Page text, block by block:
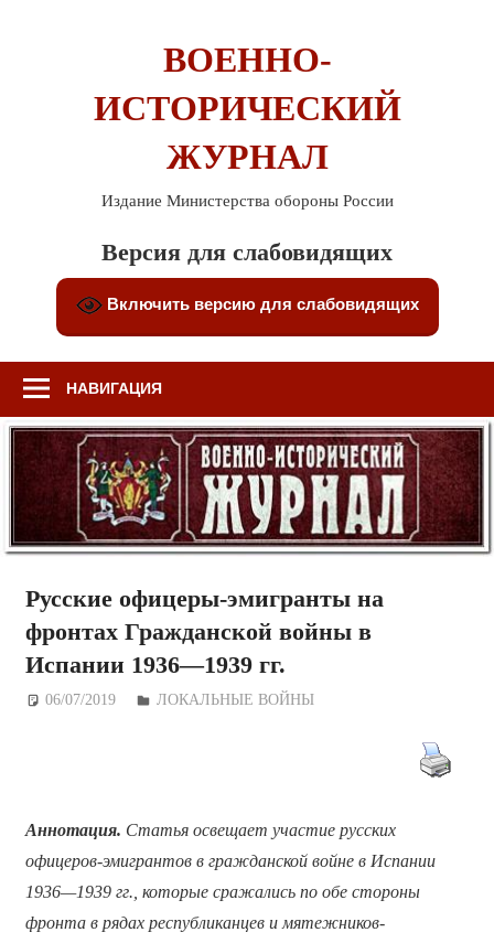
ВОЕННО-
ИСТОРИЧЕСКИЙ
ЖУРНАЛ
Издание Министерства обороны России
Версия для слабовидящих
Включить версию для слабовидящих
НАВИГАЦИЯ
Русские офицеры-эмигранты на
фронтах Гражданской войны в
Испании 1936—1939 гг.
06/07/2019 Дежурный по Редакции
ЛОКАЛЬНЫЕ ВОЙНЫ
Аннотация. Статья освещает участие русских
офицеров-эмигрантов в гражданской войне в Испании
1936—1939 гг., которые сражались по обе стороны
фронта в рядах республиканцев и мятежников-